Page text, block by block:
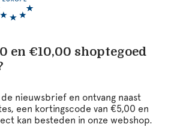
en €10,00 shoptegoed
nieuwsbrief en ontvang naast
een kortingscode van €5,00 en
kan besteden in onze webshop.